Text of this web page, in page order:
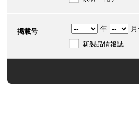
掲載号 年
新製品情報誌